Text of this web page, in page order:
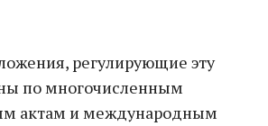
регулирующие эту
по многочисленным
актам и международным